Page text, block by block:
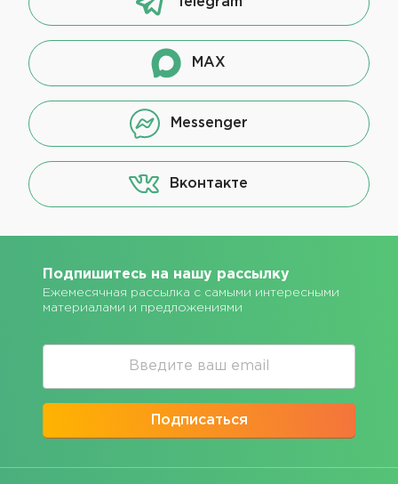
MAX
Messenger
Вконтакте
Подпишитесь на нашу рассылку
Ежемесячная рассылка с самыми интересными
материалами и предложениями
Подписаться